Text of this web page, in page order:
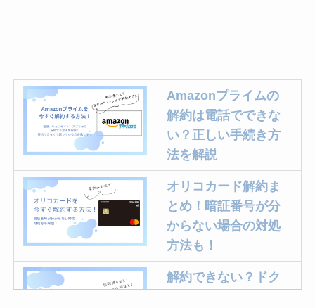
Amazonプライムの
解約は電話でできな
い？正しい手続き方
法を解説
オリコカード解約ま
とめ！暗証番号が分
からない場合の対処
方法も！
解約できない？ドク